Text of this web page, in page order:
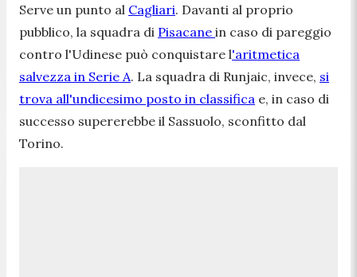
Serve un punto al Cagliari. Davanti al proprio
pubblico, la squadra di Pisacane in caso di pareggio
contro l'Udinese può conquistare l'aritmetica
salvezza in Serie A. La squadra di Runjaic, invece, si
trova all'undicesimo posto in classifica e, in caso di
successo supererebbe il Sassuolo, sconfitto dal
Torino.